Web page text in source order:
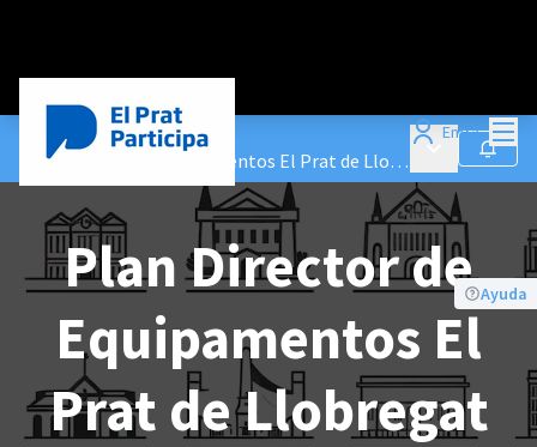
Entra
Procesos
Plan Director de Equipamentos El Prat de Llobregat
Menú Seguir
Ayuda
Plan Director de
Equipamentos El
Prat de Llobregat